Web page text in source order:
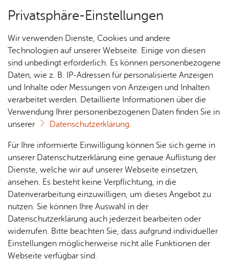
Über­sicht Bür­ger & Stadt
Rat­
haus &
Bür­
ger­
ser­vice
Rat­
häu­ser
& Orts­
ver­
wal­
Nach­
rich­
ten,
Vi­de­os
& Bil­
der
Me­di­
en­in­
for­ma­
tio­nen
Jobs
Stel­
len­an­
ge­bo­te
Aus­bil­
dung &
Stu­di­
um
Bauen
& Um­
welt
Geo­
da­ten
& 3D-
Stadt­
Ge­
sund­
heit &
kum
Ärzte &
Apo­
Tou­ris­mus
Vor­le­sen
Ent­de­cken & Er­le­ben
Die Stadt der Zeppeline verkörpert urbane
Tradition und Lebensfreude, Erfindergeist und
Technikfaszination. Erleben Sie die Stadt aus
neuen Perspektiven. Historisch bei einer
Führung, genüsslich bei den Häfler Genusstypen,
aktiv auf zwei Rädern und grenzenlos bei einer
Schifffahrt oder heben Sie direkt ab bei einem
Flug mit dem Zeppelin.
Privatsphäre-Einstellungen
Wir verwenden Dienste, Cookies und andere
Technologien auf unserer Webseite. Einige von diesen
sind unbedingt erforderlich. Es können personenbezogene
Daten, wie z. B. IP-Adressen für personalisierte Anzeigen
und Inhalte oder Messungen von Anzeigen und Inhalten
verarbeitet werden. Detaillierte Informationen über die
Verwendung Ihrer personenbezogenen Daten finden Sie in
unserer
Datenschutzerklärung.
Für Ihre informierte Einwilligung können Sie sich gerne in
unserer Datenschutzerklärung eine genaue Auflistung der
Dienste, welche wir auf unserer Webseite einsetzen,
ansehen. Es besteht keine Verpflichtung, in die
Datenverarbeitung einzuwilligen, um dieses Angebot zu
nutzen. Sie können Ihre Auswahl in der
Datenschutzerklärung auch jederzeit bearbeiten oder
widerrufen. Bitte beachten Sie, dass aufgrund individueller
Einstellungen möglicherweise nicht alle Funktionen der
Webseite verfügbar sind.